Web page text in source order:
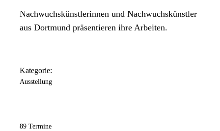
Nachwuchskünstlerinnen und Nachwuchskünstler
aus Dortmund präsentieren ihre Arbeiten.
Kategorie:
Ausstellung
89 Termine